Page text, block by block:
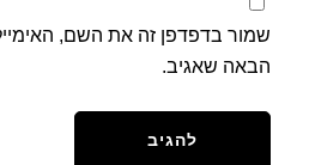
שמור בדפדפן זה את השם,
הבאה שאגיב.